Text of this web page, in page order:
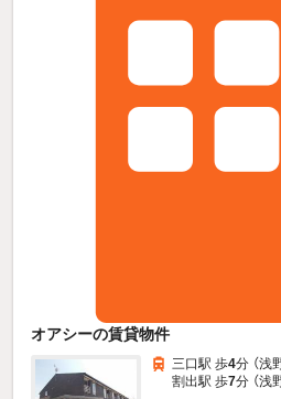
オアシーの賃貸物件
三口駅 歩4分 （浅
割出駅 歩7分 （浅